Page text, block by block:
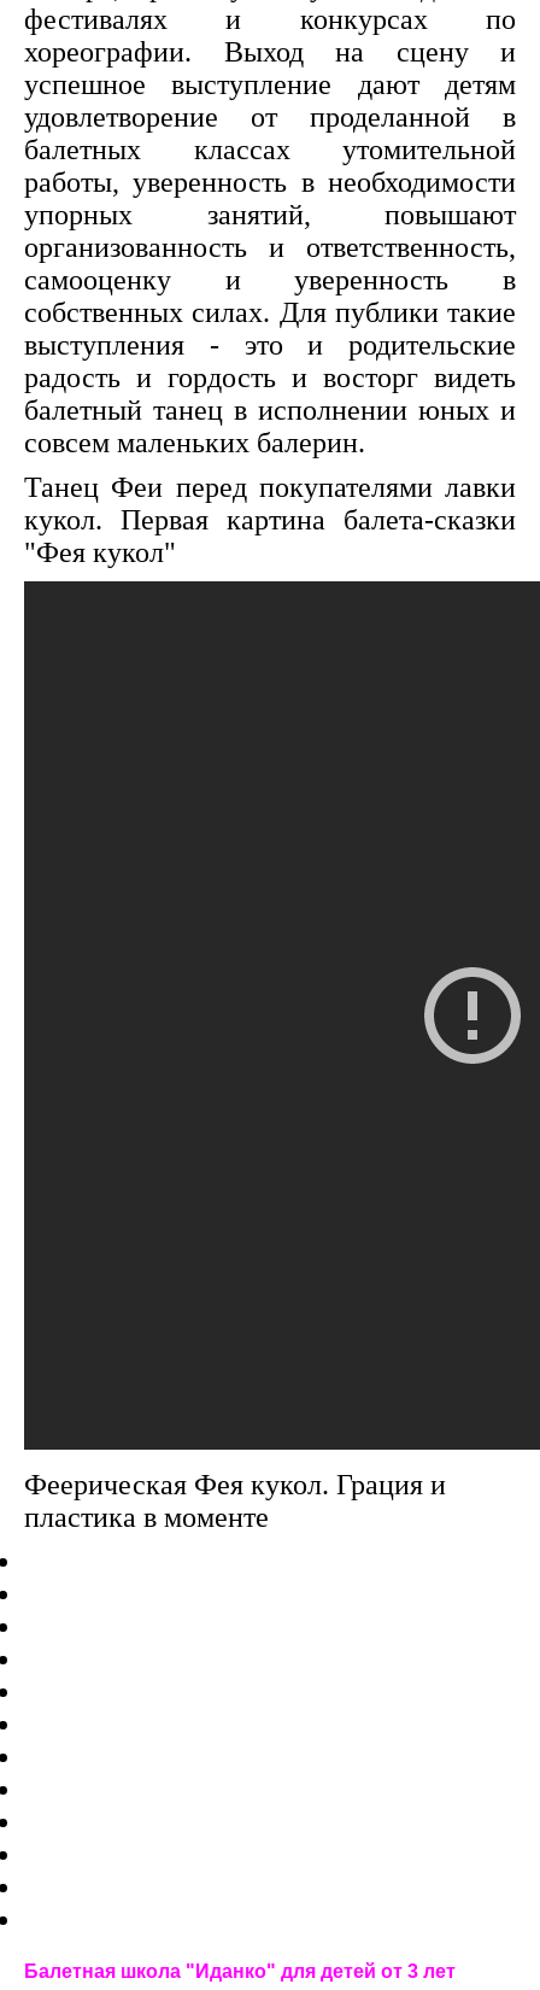
фестивалях и конкурсах по
хореографии. Выход на сцену и
успешное выступление дают детям
удовлетворение от проделанной в
балетных классах утомительной
работы, уверенность в необходимости
упорных занятий, повышают
организованность и ответственность,
самооценку и уверенность в
собственных силах. Для публики такие
выступления - это и родительские
радость и гордость и восторг видеть
балетный танец в исполнении юных и
совсем маленьких балерин.
Танец Феи перед покупателями лавки
кукол. Первая картина балета-сказки
"Фея кукол"
Феерическая Фея кукол. Грация и
пластика в моменте
Балетная школа "Иданко" для детей от 3 лет